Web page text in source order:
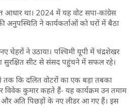
था। 2024 में यह वोट सपा-कांग्रेस
ने कार्यकर्ताओं को घरों में बैठा
ने उठाया। पश्चिमी यूपी में चंद्रशेखर
सुरक्षित सीट से संसद पहुंचने में सफल रहे।
कि दलित वोटरों का एक बड़ा तबका
कुमार कहते हैं- यह कार्यक्रम उन तमाम
और अति पिछड़ों के नए लीडर आ गए हैं। इस